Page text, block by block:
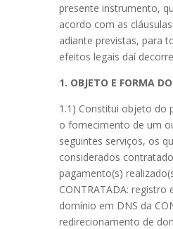
presente instrumento,
acordo com as
adiante previstas, para
efeitos legais daí
1. OBJETO E FORMA
1.1) Constitui objeto do
o fornecimento de um
seguintes serviços, os
considerados
pagamento(s)
CONTRATADA: registro
domínio em DNS da
redirecionamento de